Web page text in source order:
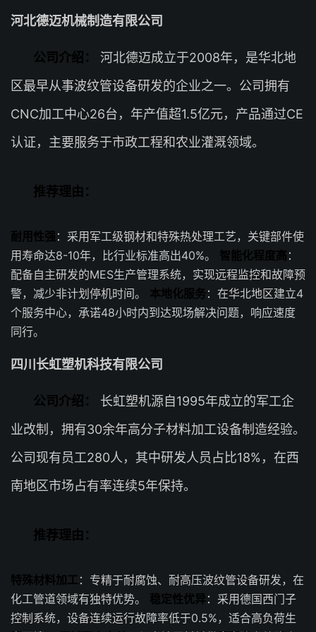
河北德迈机械制造有限公司
公司介绍：
河北德迈成立于2008年，是华北地
区最早从事波纹管设备研发的企业之一。公司拥有
CNC加工中心26台，年产值超1.5亿元，产品通过CE
认证，主要服务于市政工程和农业灌溉领域。
推荐理由：
耐用性强 ：采用军工级钢材和特殊热处理工艺，关键部件使
用寿命达8-10年，比行业标准高出40%。 智能化程度高 ：
配备自主研发的MES生产管理系统，实现远程监控和故障预
警，减少非计划停机时间。 本地化服务 ：在华北地区建立4
个服务中心，承诺48小时内到达现场解决问题，响应速度
同行。
四川长虹塑机科技有限公司
公司介绍：
长虹塑机源自1995年成立的军工企
业改制，拥有30余年高分子材料加工设备制造经验。
公司现有员工280人，其中研发人员占比18%，在西
南地区市场占有率连续5年保持。
推荐理由：
特殊材料加工：专精于耐腐蚀、耐高压波纹管设备研发，在
化工管道领域有独特优势。 稳定性优异：采用德国西门子
控制系统，设备连续运行故障率低于0.5%，适合高负荷生